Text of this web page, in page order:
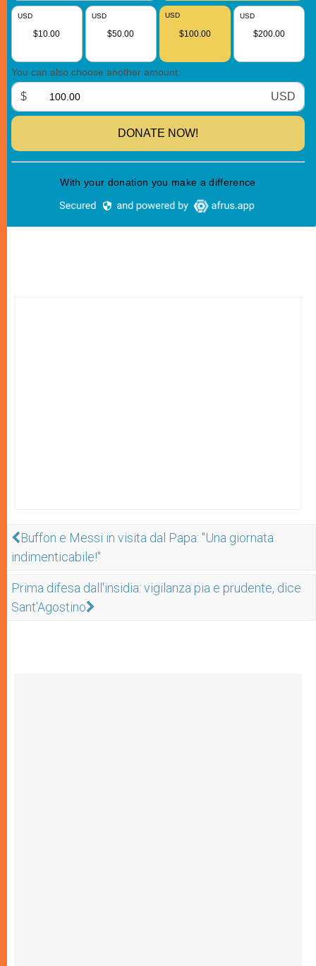
Buffon e Messi in visita dal Papa: "Una giornata
indimenticabile!"
Prima difesa dall'insidia: vigilanza pia e prudente, dice
Sant'Agostino